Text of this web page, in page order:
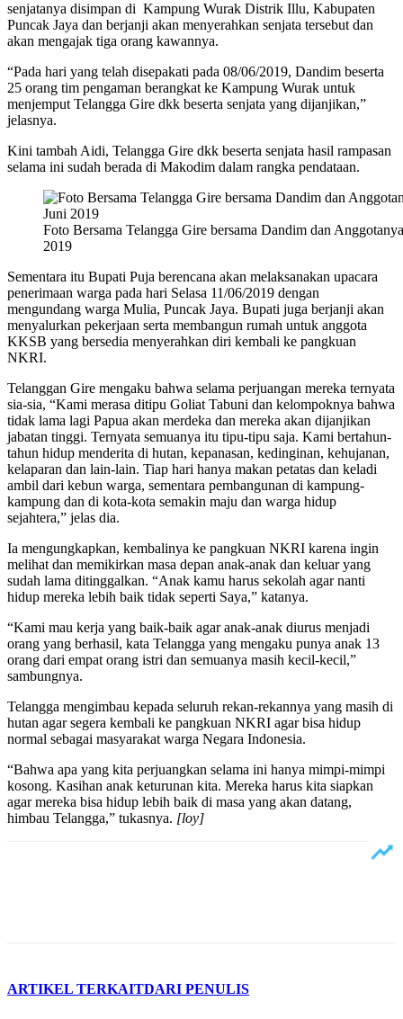
senjatanya disimpan di Kampung Wurak Distrik Illu, Kabupaten
Puncak Jaya dan berjanji akan menyerahkan senjata tersebut dan
akan mengajak tiga orang kawannya.
“Pada hari yang telah disepakati pada 08/06/2019, Dandim beserta
25 orang tim pengaman berangkat ke Kampung Wurak untuk
menjemput Telangga Gire dkk beserta senjata yang dijanjikan,”
jelasnya.
Kini tambah Aidi, Telangga Gire dkk beserta senjata hasil rampasan
selama ini sudah berada di Makodim dalam rangka pendataan.
Foto Bersama Telangga Gire bersama Dandim dan
2019
Sementara itu Bupati Puja berencana akan melaksanakan upacara
penerimaan warga pada hari Selasa 11/06/2019 dengan
mengundang warga Mulia, Puncak Jaya. Bupati juga berjanji akan
menyalurkan pekerjaan serta membangun rumah untuk anggota
KKSB yang bersedia menyerahkan diri kembali ke pangkuan
NKRI.
Telanggan Gire mengaku bahwa selama perjuangan mereka ternyata
sia-sia, “Kami merasa ditipu Goliat Tabuni dan kelompoknya bahwa
tidak lama lagi Papua akan merdeka dan mereka akan dijanjikan
jabatan tinggi. Ternyata semuanya itu tipu-tipu saja. Kami bertahun-
tahun hidup menderita di hutan, kepanasan, kedinginan, kehujanan,
kelaparan dan lain-lain. Tiap hari hanya makan petatas dan keladi
ambil dari kebun warga, sementara pembangunan di kampung-
kampung dan di kota-kota semakin maju dan warga hidup
sejahtera,” jelas dia.
Ia mengungkapkan, kembalinya ke pangkuan NKRI karena ingin
melihat dan memikirkan masa depan anak-anak dan keluar yang
sudah lama ditinggalkan. “Anak kamu harus sekolah agar nanti
hidup mereka lebih baik tidak seperti Saya,” katanya.
“Kami mau kerja yang baik-baik agar anak-anak diurus menjadi
orang yang berhasil, kata Telangga yang mengaku punya anak 13
orang dari empat orang istri dan semuanya masih kecil-kecil,”
sambungnya.
Telangga mengimbau kepada seluruh rekan-rekannya yang masih di
hutan agar segera kembali ke pangkuan NKRI agar bisa hidup
normal sebagai masyarakat warga Negara Indonesia.
“Bahwa apa yang kita perjuangkan selama ini hanya mimpi-mimpi
kosong. Kasihan anak keturunan kita. Mereka harus kita siapkan
agar mereka bisa hidup lebih baik di masa yang akan datang,
himbau Telangga,” tukasnya. [loy]
ARTIKEL TERKAITDARI PENULIS